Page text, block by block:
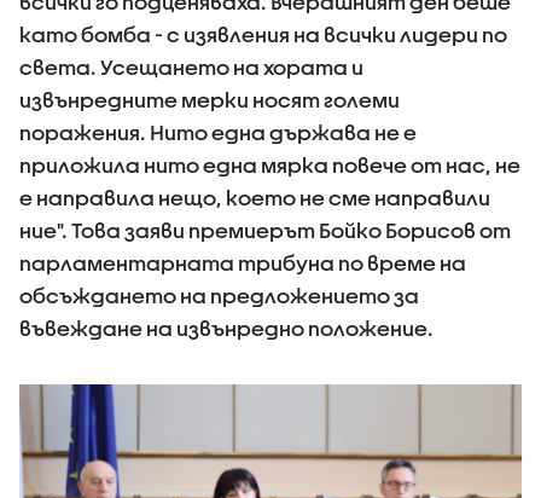
като бомба - с изявления на всички лидери по
света. Усещането на хората и
извънредните мерки носят големи
поражения. Нито една държава не е
приложила нито една мярка повече от нас, не
е направила нещо, което не сме направили
ние". Това заяви премиерът Бойко Борисов от
парламентарната трибуна по време на
обсъждането на предложението за
въвеждане на извънредно положение.